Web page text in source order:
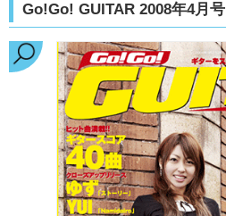
Go!Go! GUITAR 2008年4月号